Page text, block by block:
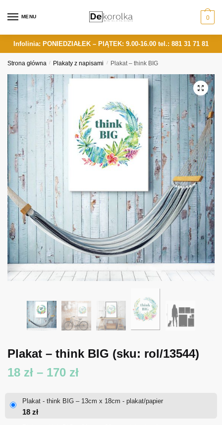
MENU 0
Infolinia: PONIEDZIAŁEK – PIĄTEK: 9.00-16.00 tel.: 881 31 71 81
Strona główna / Plakaty z napisami / Plakat – think BIG
Plakat – think BIG (sku: rol/13544)
18 zł – 170 złZakres
Plakat - think BIG – 13cm x 18cm - plakat/papier
18 zł